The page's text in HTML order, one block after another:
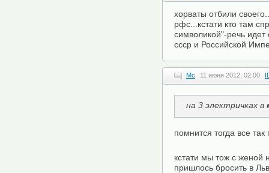
хорваты отбили
рфс...кстати кто там
символикой"-речь
ссср и Российской
Mc 11 июня 2012, 02:00
на 3 электричках в
помнится тогда все
кстати мы тож с
пришлось бросить в